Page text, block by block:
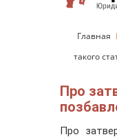
Главная
такого
Про
Про